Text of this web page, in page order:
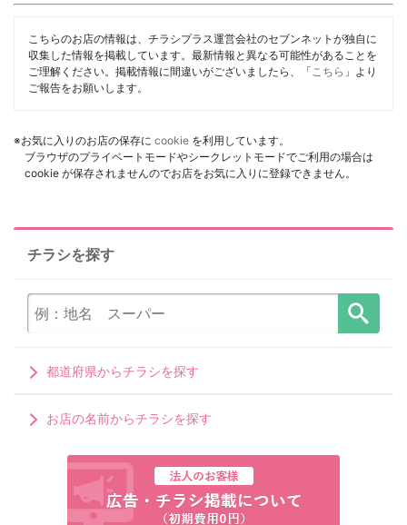
こちらのお店の情報は、チラシプラス運営会社のセブンネットが独自に
収集した情報を掲載しています。最新情報と異なる可能性があることを
ご理解ください。掲載情報に間違いがございましたら、「 こちら 」より
ご報告をお願いします。
※お気に入りのお店の保存に cookie を利用しています。
ブラウザのプライベートモードやシークレットモードでご利用の場合は
cookie が保存されませんのでお店をお気に入りに登録できません。
チラシを探す
都道府県からチラシを探す
お店の名前からチラシを探す